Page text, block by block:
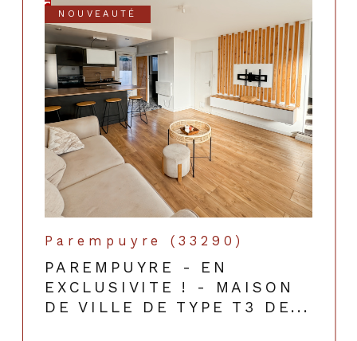
NOUVEAUTÉ
Parempuyre (33290)
PAREMPUYRE - EN
EXCLUSIVITE ! - MAISON
DE VILLE DE TYPE T3 DE...